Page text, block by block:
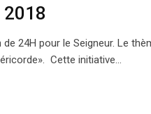
de 24H pour le Seigneur. Le
Cette initiative…